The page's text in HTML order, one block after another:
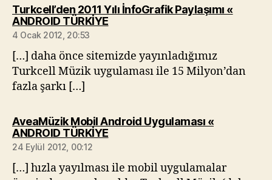
Turkcell’den 2011 Yılı İnfoGrafik Paylaşımı «
ANDROID TÜRKİYEdiyorki:
4 Ocak 2012, 20:53
[…] daha önce sitemizde yayınladığımız
Turkcell Müzik uygulaması ile 15 Milyon’dan
fazla şarkı […]
AveaMüzik Mobil Android Uygulaması «
ANDROID TÜRKİYEdiyorki:
24 Eylül 2012, 00:12
[…] hızla yayılması ile mobil uygulamalar